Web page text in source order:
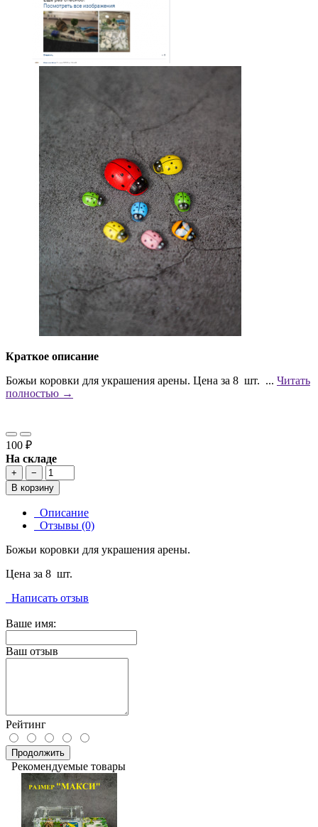
Краткое описание
Божьи коровки для украшения арены. Цена за 8 шт. ... Читать
полностью →
100 ₽
На складе
+
−
В корзину
Описание
Отзывы (0)
Божьи коровки для украшения арены.
Цена за 8 шт.
Написать отзыв
Ваше имя:
Ваш отзыв
Рейтинг
Продолжить
Рекомендуемые товары